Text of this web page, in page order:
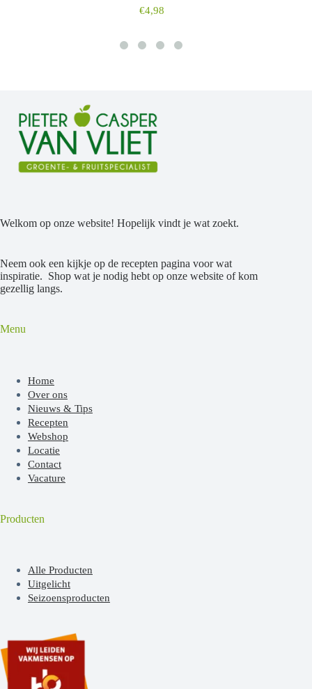
€4,98
Welkom op onze website! Hopelijk vindt je wat zoekt.
Neem ook een kijkje op de recepten pagina voor wat
inspiratie. Shop wat je nodig hebt op onze website of kom
gezellig langs.
Menu
Home
Over ons
Nieuws & Tips
Recepten
Webshop
Locatie
Contact
Vacature
Producten
Alle Producten
Uitgelicht
Seizoensproducten